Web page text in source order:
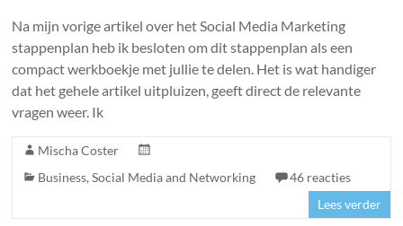
Na mijn vorige artikel over het Social Media Marketing
stappenplan heb ik besloten om dit stappenplan als een
compact werkboekje met jullie te delen. Het is wat handiger
dat het gehele artikel uitpluizen, geeft direct de relevante
vragen weer. Ik
Mischa Coster
Business,Social Media and Networking
46 reacties
Lees verder